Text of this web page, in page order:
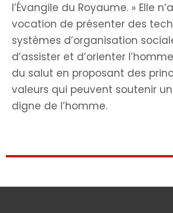
l’Évangile du Royaume. » Elle
vocation de présenter des
systèmes d’organisation
d’assister et d’orienter
du salut en proposant des
valeurs qui peuvent soutenir
digne de l’homme.